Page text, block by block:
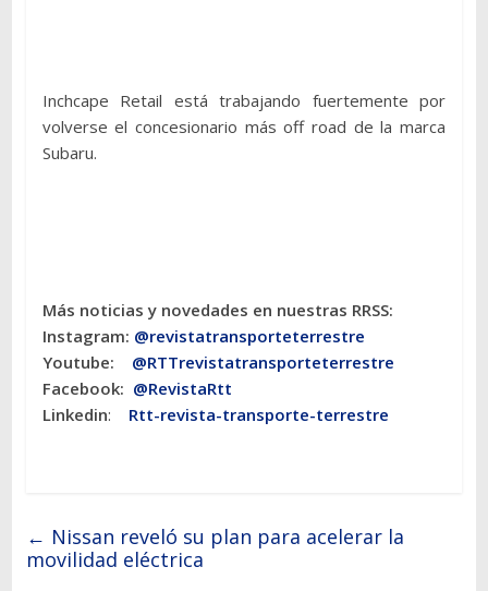
Inchcape Retail está trabajando fuertemente por
volverse el concesionario más off road de la marca
Subaru.
Más noticias y novedades en nuestras RRSS:
Instagram: @revistatransporteterrestre
Youtube: @RTTrevistatransporteterrestre
Facebook: @RevistaRtt
Linkedin: Rtt-revista-transporte-terrestre
← Nissan reveló su plan para acelerar la
movilidad eléctrica